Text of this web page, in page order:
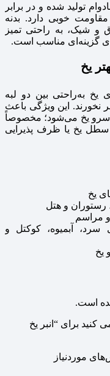
تولید شده و در برابر
خوبی دارد. بدنه
و شیک، به راحتی تمیز
گزینه‌ای مناسب است.
یخ
یخ به‌راحتی بین دو لبه
نخورند. این ویژگی باعث
سرو یخ می‌شود؛ مخصوصاً
سطل یخ یا ظرف پذیرایی
یخ
رستوران و هتل
و مراسم
سرد، آبمیوه، کوکتل و
یخ
است.
کنید برای “انبر یخ
موردنیاز